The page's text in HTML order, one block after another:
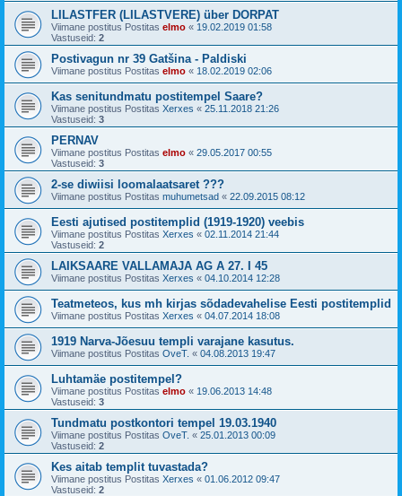
LILASTFER (LILASTVERE) über DORPAT
Viimane postitus Postitas elmo « 19.02.2019 01:58
Vastuseid: 2
Postivagun nr 39 Gatšina - Paldiski
Viimane postitus Postitas elmo « 18.02.2019 02:06
Kas senitundmatu postitempel Saare?
Viimane postitus Postitas Xerxes « 25.11.2018 21:26
Vastuseid: 3
PERNAV
Viimane postitus Postitas elmo « 29.05.2017 00:55
Vastuseid: 3
2-se diwiisi loomalaatsaret ???
Viimane postitus Postitas muhumetsad « 22.09.2015 08:12
Eesti ajutised postitemplid (1919-1920) veebis
Viimane postitus Postitas Xerxes « 02.11.2014 21:44
Vastuseid: 2
LAIKSAARE VALLAMAJA AG A 27. I 45
Viimane postitus Postitas Xerxes « 04.10.2014 12:28
Teatmeteos, kus mh kirjas sõdadevahelise Eesti postitemplid
Viimane postitus Postitas Xerxes « 04.07.2014 18:08
1919 Narva-Jõesuu templi varajane kasutus.
Viimane postitus Postitas OveT. « 04.08.2013 19:47
Luhtamäe postitempel?
Viimane postitus Postitas elmo « 19.06.2013 14:48
Vastuseid: 3
Tundmatu postkontori tempel 19.03.1940
Viimane postitus Postitas OveT. « 25.01.2013 00:09
Vastuseid: 2
Kes aitab templit tuvastada?
Viimane postitus Postitas Xerxes « 01.06.2012 09:47
Vastuseid: 2